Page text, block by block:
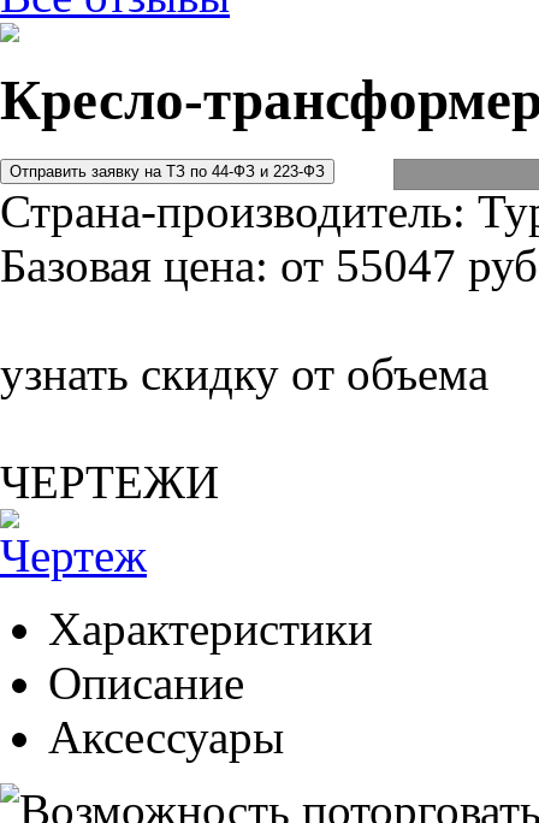
Кресло-
Страна-производитель:
Базовая цена: от 55047
узнать скидку от объема
ЧЕРТЕЖИ
Характеристики
Описание
Аксессуары